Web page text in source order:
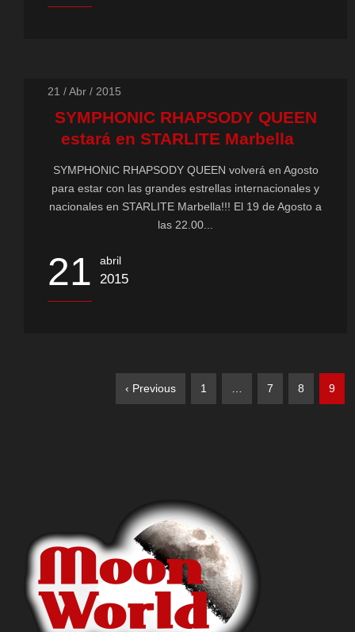
21 / Abr / 2015
SYMPHONIC RHAPSODY QUEEN
estará en STARLITE Marbella
SYMPHONIC RHAPSODY QUEEN volverá en Agosto
para estar con las grandes estrellas internacionales y
nacionales en STARLITE Marbella!!! El 19 de Agosto a
las 22.00...
21 abril
2015
‹ Previous 1 7 8 9